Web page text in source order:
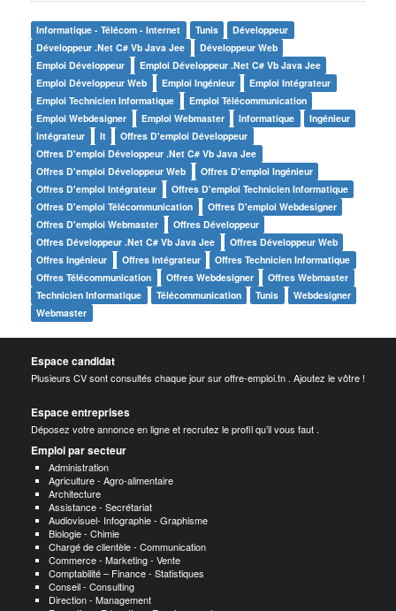
Informatique - Télécom - Internet Tunis
Développeur
Développeur .net C# Vb Java Jee
Développeur Web
Emploi Développeur
Emploi Développeur .net C# Vb Java Jee
Emploi Développeur Web
Emploi Ingénieur
Emploi Intégrateur
Emploi Technicien Informatique
Emploi Télécommunication
Emploi Webdesigner
Emploi Webmaster Informatique
Ingénieur
Intégrateur
It
Offres D'emploi Développeur
Offres D'emploi Développeur .net C# Vb Java Jee
Offres D'emploi Développeur Web
Offres D'emploi Ingénieur
Offres D'emploi Intégrateur
Offres D'emploi Technicien Informatique
Offres D'emploi Télécommunication
Offres D'emploi Webdesigner
Offres D'emploi Webmaster
Offres Développeur
Offres Développeur .net C# Vb Java Jee
Offres Développeur Web
Offres Ingénieur
Offres Intégrateur
Offres Technicien Informatique
Offres Télécommunication
Offres Webdesigner
Offres Webmaster
Technicien Informatique
Télécommunication Tunis
Webdesigner
Webmaster
Espace candidat
Plusieurs CV sont consultés chaque jour sur offre-emploi.tn . Ajoutez le vôtre !
Espace entreprises
Déposez votre annonce en ligne et recrutez le profil qu’il vous faut .
Emploi par secteur
Administration
Agriculture - Agro-alimentaire
Architecture
Assistance - Secrétariat
Audiovisuel- Infographie - Graphisme
Biologie - Chimie
Chargé de clientèle - Communication
Commerce - Marketing - Vente
Comptabilité – Finance - Statistiques
Conseil - Consulting
Direction - Management